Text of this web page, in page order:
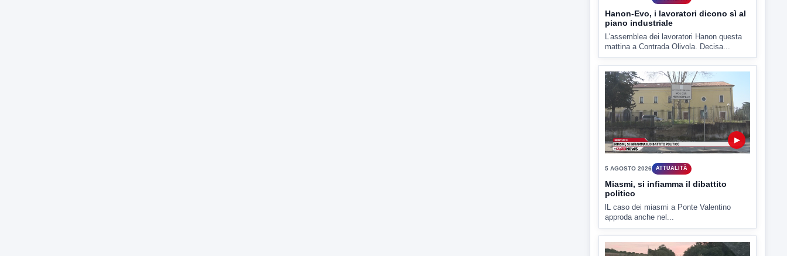
L'assemblea dei lavoratori Hanon questa
mattina a Contrada Olivola. Decisa...
▶
5 AGOSTO 2026 ATTUALITÀ
Miasmi, si infiamma il dibattito
lL caso dei miasmi a Ponte Valentino
approda anche nel...